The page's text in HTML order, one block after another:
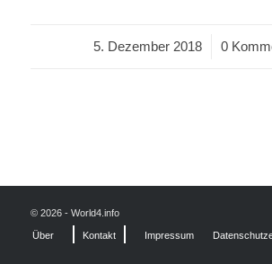
5. Dezember 2018
/ 0
© 2026 - World4.info
Über Kontakt Impressum